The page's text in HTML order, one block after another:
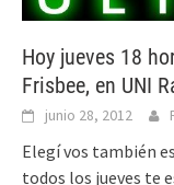
Hoy jueves 18
Frisbee, en UNI
junio 28, 2012
Elegí vos también
todos los jueves te